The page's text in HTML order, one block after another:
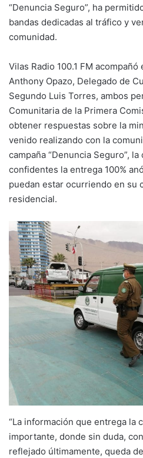
“Denuncia Seguro”, ha
bandas dedicadas al tráfico y
comunidad.
Vilas Radio 100.1 FM
Anthony Opazo, Delegado de
Segundo Luis Torres, ambos
Comunitaria de la Primera
obtener respuestas sobre la
venido realizando con la
campaña “Denuncia Seguro”,
confidentes la entrega 100%
puedan estar ocurriendo en su
residencial.
“La información que entrega la
importante, donde sin duda,
reflejado últimamente, queda